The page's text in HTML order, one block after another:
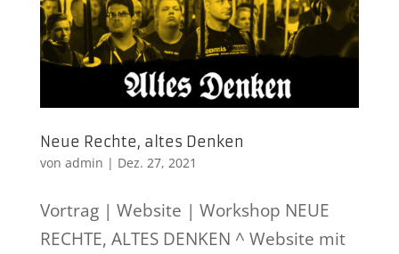
Neue Rechte, altes Denken
von admin | Dez. 27, 2021
Vortrag | Website | Workshop NEUE
RECHTE, ALTES DENKEN ^ Website mit